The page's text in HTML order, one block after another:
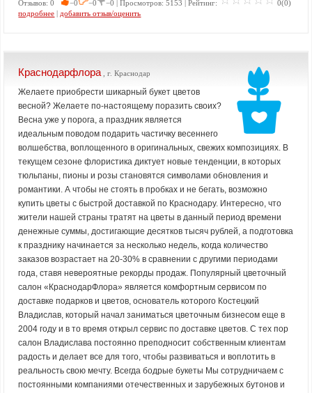
Отзывов: 0 −0 −0 −0 | Просмотров: 5153 | Рейтинг:
0(0)
подробнее | добавить отзыв/оценить
Краснодарфлора , г. Краснодар
Желаете приобрести шикарный букет цветов
весной? Желаете по-настоящему поразить своих?
Весна уже у порога, а праздник является
идеальным поводом подарить частичку весеннего
волшебства, воплощенного в оригинальных, свежих композициях. В
текущем сезоне флористика диктует новые тенденции, в которых
тюльпаны, пионы и розы становятся символами обновления и
романтики. А чтобы не стоять в пробках и не бегать, возможно
купить цветы с быстрой доставкой по Краснодару. Интересно, что
жители нашей страны тратят на цветы в данный период времени
денежные суммы, достигающие десятков тысяч рублей, а подготовка
к празднику начинается за несколько недель, когда количество
заказов возрастает на 20-30% в сравнении с другими периодами
года, ставя невероятные рекорды продаж. Популярный цветочный
салон «КраснодарФлора» является комфортным сервисом по
доставке подарков и цветов, основатель которого Костецкий
Владислав, который начал заниматься цветочным бизнесом еще в
2004 году и в то время открыл сервис по доставке цветов. С тех пор
салон Владислава постоянно преподносит собственным клиентам
радость и делает все для того, чтобы развиваться и воплотить в
реальность свою мечту. Всегда бодрые букеты Мы сотрудничаем с
постоянными компаниями отечественных и зарубежных бутонов и